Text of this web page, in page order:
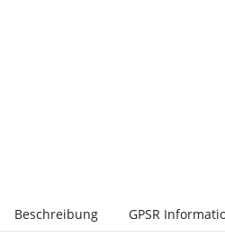
Beschreibung GPSR